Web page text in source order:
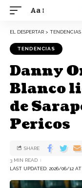
Aa
EL DESPERTAR > TENDENCIAS
TENDENCIAS
Danny
Blanco
de
Pericos
LAST UPDATED: 2026/06/12 AT
3 MIN READ
SHARE